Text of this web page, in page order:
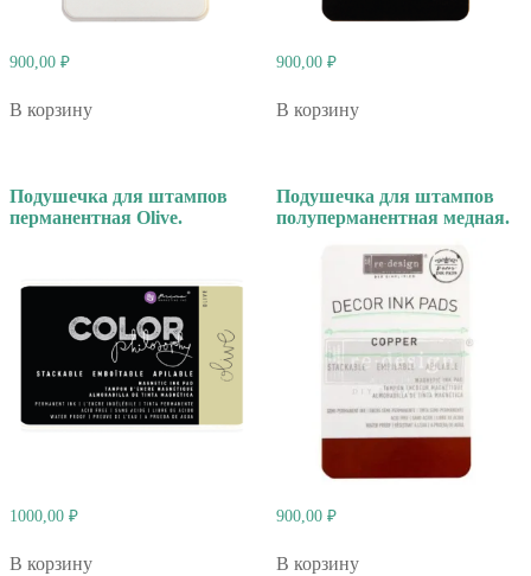
900,00 ₽
В корзину
900,00 ₽
В корзину
Подушечка для штампов
перманентная Olive.
1000,00 ₽
В корзину
Подушечка для штампов
полуперманентная медная.
900,00 ₽
В корзину